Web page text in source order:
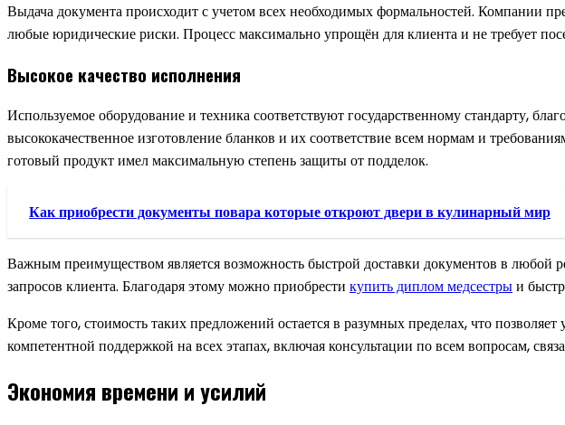
Выдача документа происходит с учетом всех необходимых формальностей. Компании
любые юридические риски. Процесс максимально упрощён для клиента и не требует
Высокое качество исполнения
Используемое оборудование и техника соответствуют государственному стандарту,
высококачественное изготовление бланков и их соответствие всем нормам и
готовый продукт имел максимальную степень защиты от подделок.
Как приобрести документы повара которые откроют двери в кулинарный мир
Важным преимуществом является возможность быстрой доставки документов в любой
запросов клиента. Благодаря этому можно приобрести купить диплом медсестрыи
Кроме того, стоимость таких предложений остается в разумных пределах, что
компетентной поддержкой на всех этапах, включая консультации по всем вопросам,
Экономия времени и усилий